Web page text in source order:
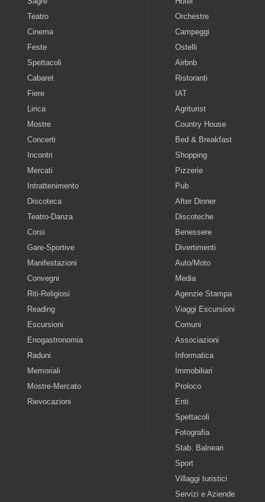
Teatro
Cinema
Feste
Spettacoli
Cabaret
Fiere
Lirica
Mostre
Concerti
Incontri
Mercati
Intrattenimento
Discoteca
Teatro-Danza
Corsi
Gare-Sportive
Manifestazioni
Convegni
Riti-Religiosi
Reading
Escursioni
Enogastronomia
Raduni
Memoriali
Mostre-Mercato
Rievocazioni
Orchestre
Campeggi
Ostelli
Airbnb
Ristoranti
IAT
Agriturist
Country House
Bed & Breakfast
Shopping
Pizzerie
Pub
After Dinner
Discoteche
Benessere
Divertimenti
Auto/Moto
Media
Agenzie Stampa
Viaggi Escursioni
Comuni
Associazioni
Informatica
Immobiliari
Proloco
Enti
Spettacoli
Fotografia
Stab. Balneari
Sport
Villaggi turistici
Servizi e Aziende